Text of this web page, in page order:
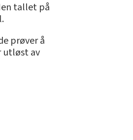
tallet på
prøver å
utløst av